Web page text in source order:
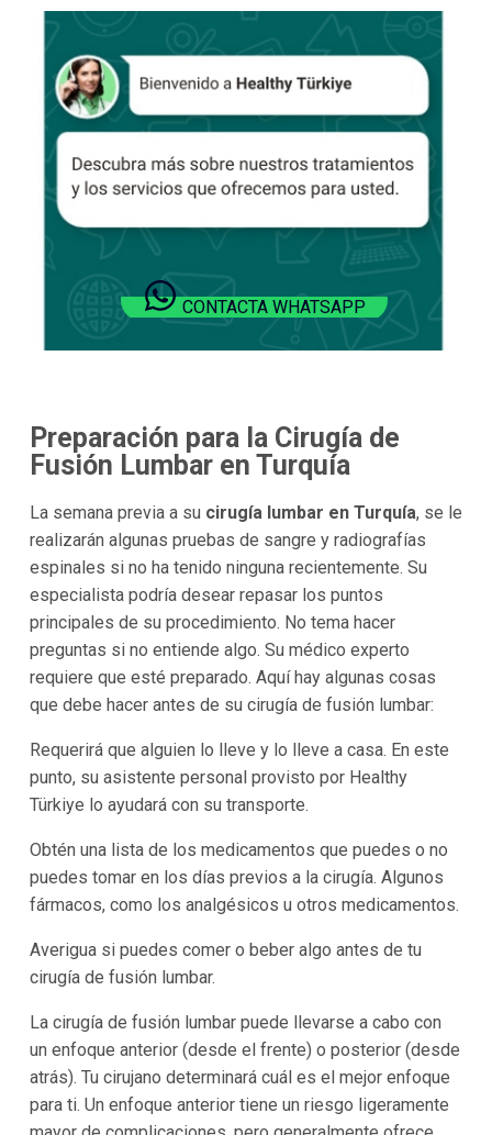
CONTACTA WHATSAPP
Preparación para la Cirugía de
Fusión Lumbar en Turquía
La semana previa a su cirugía lumbar en Turquía, se le
realizarán algunas pruebas de sangre y radiografías
espinales si no ha tenido ninguna recientemente. Su
especialista podría desear repasar los puntos
principales de su procedimiento. No tema hacer
preguntas si no entiende algo. Su médico experto
requiere que esté preparado. Aquí hay algunas cosas
que debe hacer antes de su cirugía de fusión lumbar:
Requerirá que alguien lo lleve y lo lleve a casa. En este
punto, su asistente personal provisto por Healthy
Türkiye lo ayudará con su transporte.
Obtén una lista de los medicamentos que puedes o no
puedes tomar en los días previos a la cirugía. Algunos
fármacos, como los analgésicos u otros medicamentos.
Averigua si puedes comer o beber algo antes de tu
cirugía de fusión lumbar.
La cirugía de fusión lumbar puede llevarse a cabo con
un enfoque anterior (desde el frente) o posterior (desde
atrás). Tu cirujano determinará cuál es el mejor enfoque
para ti. Un enfoque anterior tiene un riesgo ligeramente